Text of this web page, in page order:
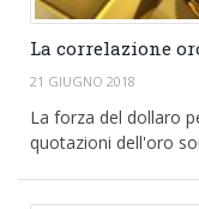
La correlazione
21 GIUGNO 2018
La forza del dollaro
quotazioni dell'oro